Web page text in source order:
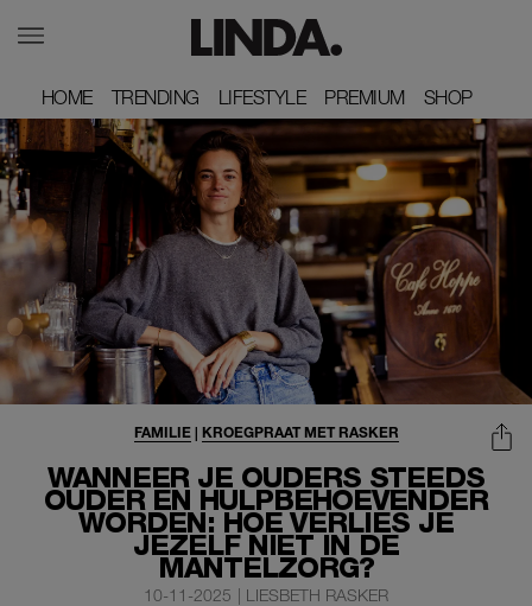
HOME
HOME TRENDING
TRENDING LIFESTYLE
LIFESTYLE PREMIUM
PREMIUM SHOP
SHOP
WANNEER JE OUDERS STEEDS
OUDER EN HULPBEHOEVENDER
WORDEN: HOE VERLIES JE
JEZELF NIET IN DE
MANTELZORG?
FAMILIE| KROEGPRAAT MET RASKER
10-11-2025 | LIESBETH RASKER